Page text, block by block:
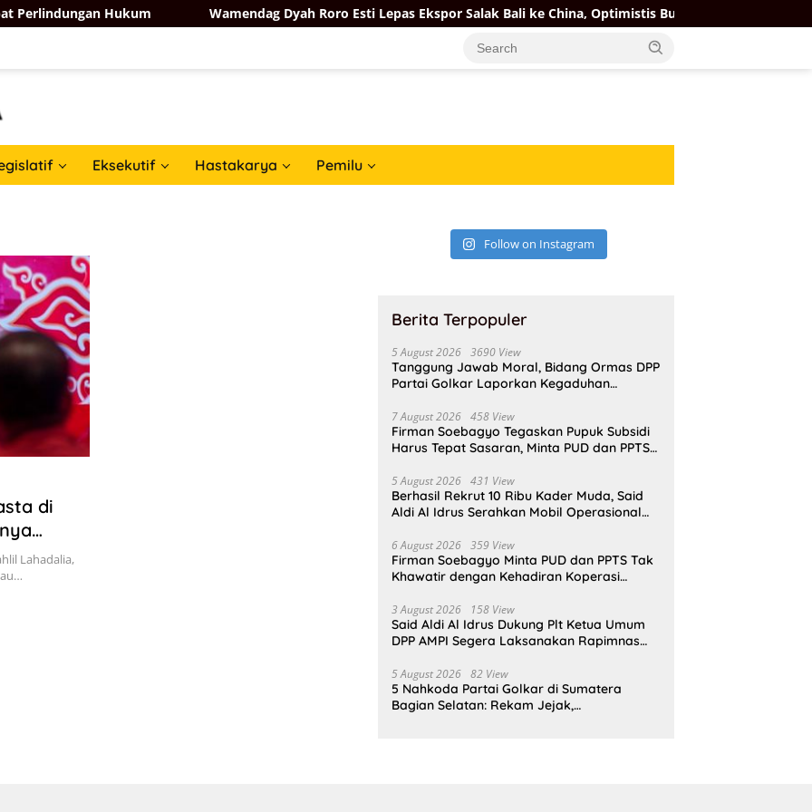
Hukum Wamendag Dyah Roro Esti Lepas Ekspor Salak Bali ke China, Optimistis Buah Tropis Kuasai Pasar
Eksekutif Hastakarya Pemilu
di
Lahadalia,
Follow on Instagram
Berita Terpopuler
5 August 2026 3690 View
Tanggung Jawab Moral, Bidang Ormas DPP
Partai Golkar Laporkan Kegaduhan
7 August 2026 458 View
Firman Soebagyo Tegaskan Pupuk Subsidi
Harus Tepat Sasaran, Minta PUD dan PPTS
5 August 2026 431 View
Berhasil Rekrut 10 Ribu Kader Muda, Said
Aldi Al Idrus Serahkan Mobil Operasional
6 August 2026 359 View
Firman Soebagyo Minta PUD dan PPTS Tak
Khawatir dengan Kehadiran Koperasi
3 August 2026 158 View
Said Aldi Al Idrus Dukung Plt Ketua Umum
DPP AMPI Segera Laksanakan Rapimnas
5 August 2026 82 View
5 Nahkoda Partai Golkar di Sumatera
Bagian Selatan: Rekam Jejak,